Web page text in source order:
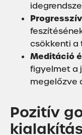
csökkenti a
Meditáció
figyelmet a
megelőzve
Pozitív